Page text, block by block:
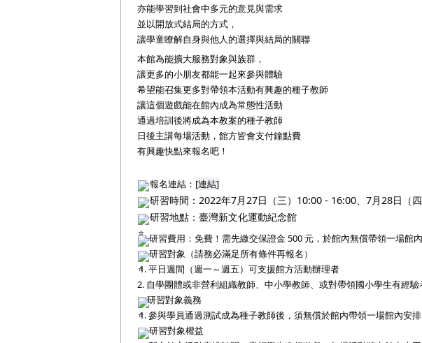
亦能學習到社會中多元的意見與需求
並以開放式結局的方式，
讓學童瞭解自身與他人的選擇與結局的關聯
本館為能擴大服務對象與族群，
讓更多的小朋友都能一起來參與體驗
希望能召集更多對帶領本活動有興趣的種子教師
讓這個遊戲能在館內成為常態性活動
通過培訓後將成為本教案的種子教師
日後主講每場活動，館方皆會支付鐘點費
有興趣快點來報名吧！
報名連結： [連結]
研習時間：2022年7月27日（三）10:00 - 16:00、 7月28日（
研習地點：臺灣新文化運動紀念館
研習費用：免費！需先繳交保證金 500 元，於館內無償帶領一場館
研習對象（請務必滿足所有條件再報名）
1. 平日週間（週一～週五）可支援館方活動辦理者
2. 自學團體或非營利組織教師、中小學教師、或對帶領國小學生有經驗
研習對象義務
1. 參與學員通過測試成為種子教師後，須無償於館內帶領一場館內安
研習對象權益